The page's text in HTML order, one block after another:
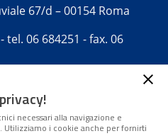
67/d – 00154 Roma
- tel. 06 684251 - fax. 06
telematica iscritta
del Tribunale di Roma -
- Direttore resp. Michela
necessari alla navigazione e
Utilizziamo i cookie anche per fornirti